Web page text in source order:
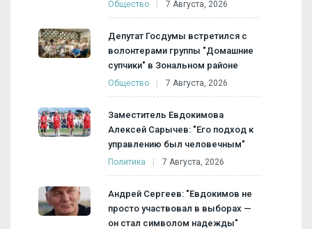
Общество 7 Августа, 2026
Депутат Госдумы встретился с
волонтерами группы "Домашние
супчики" в Зональном районе
Общество 7 Августа, 2026
Заместитель Евдокимова
Алексей Сарычев: "Его подход к
управлению был человечным"
Политика 7 Августа, 2026
Андрей Сергеев: "Евдокимов не
просто участвовал в выборах —
он стал символом надежды"